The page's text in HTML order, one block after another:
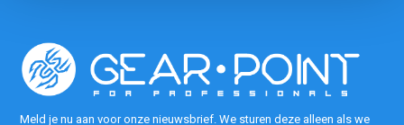
Meld je nu aan voor onze nieuwsbrief. We sturen deze alleen als we